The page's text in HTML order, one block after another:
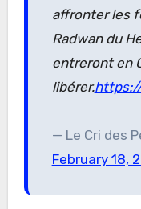
affronter les
Radwan du
entreront en
libérer.https://
— Le Cri des
February 18,